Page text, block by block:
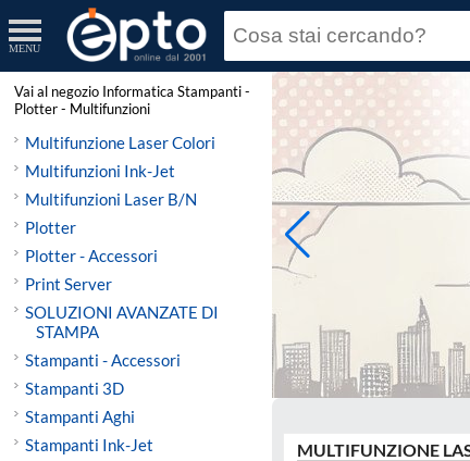
MENU
Vai al negozio Informatica Stampanti -
Plotter - Multifunzioni
Multifunzione Laser Colori
Multifunzioni Ink-Jet
Multifunzioni Laser B/N
Plotter
Plotter - Accessori
Print Server
SOLUZIONI AVANZATE DI
STAMPA
Stampanti - Accessori
Stampanti 3D
Stampanti Aghi
Stampanti Ink-Jet
MULTIFUNZIONE